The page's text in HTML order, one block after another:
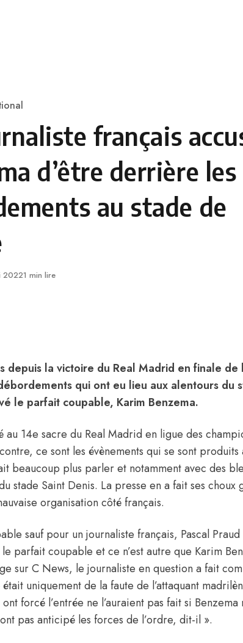
français
d’être derrière les
au stade de
20221 min lire
depuis la victoire du Real Madrid en finale de
qui ont eu lieu aux alentours du
le parfait coupable, Karim Benzema.
au 14e sacre du Real Madrid en ligue des
ce sont les évènements qui se sont produits
beaucoup plus parler et notamment avec des
stade Saint Denis. La presse en a fait ses choux
organisation côté français.
sauf pour un journaliste français, Pascal
parfait coupable et ce n’est autre que Karim
sur C News, le journaliste en question a fait
uniquement de la faute de l’attaquant
forcé l’entrée ne l’auraient pas fait si Benzema
pas anticipé les forces de l’ordre, dit-il ».